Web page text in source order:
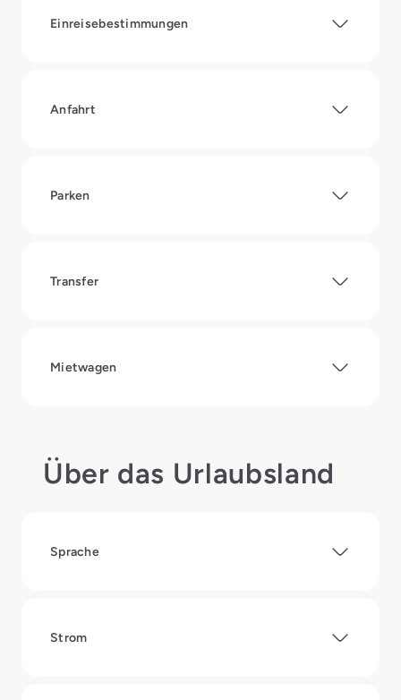
Einreisebestimmungen
Anfahrt
Parken
Transfer
Mietwagen
Über das Urlaubsland
Sprache
Strom